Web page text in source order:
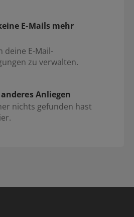
E-Mails mehr
deine E-Mail-
zu verwalten.
Anliegen
nichts gefunden hast